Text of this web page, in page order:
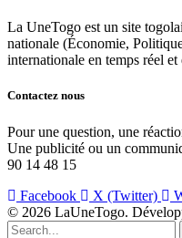
La UneTogo est un site
nationale (Économie,
internationale en temps réel et
Contactez nous
Pour une question, une
Une publicité ou un
90 14 48 15
Facebook
X (Twitter)
© 2026 LaUneTogo.